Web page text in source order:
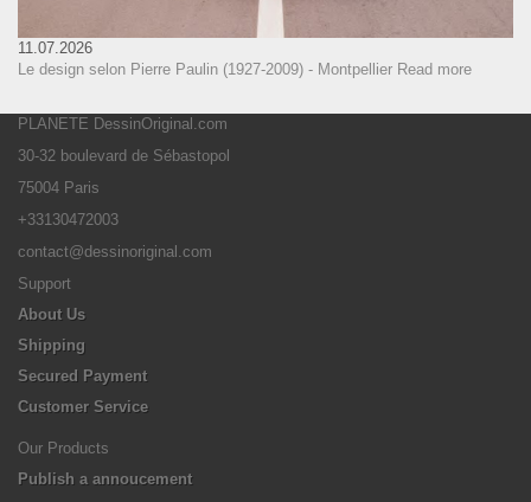
11.07.2026
Le design selon Pierre Paulin (1927-2009) - Montpellier Read more
PLANETE DessinOriginal.com
30-32 boulevard de Sébastopol
75004 Paris
+33130472003
contact@dessinoriginal.com
Support
About Us
Shipping
Secured Payment
Customer Service
Our Products
Publish a annoucement